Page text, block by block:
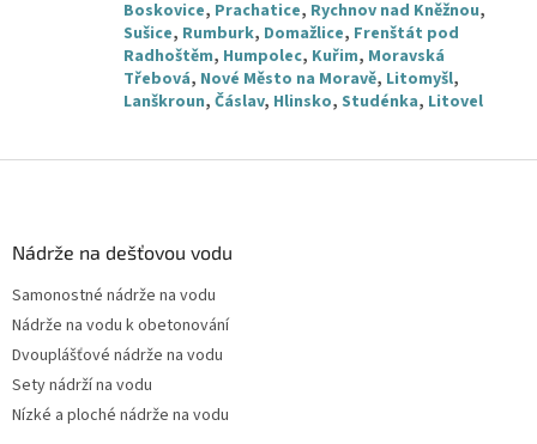
Boskovice, Prachatice, Rychnov nad Kněžnou,
Sušice, Rumburk, Domažlice, Frenštát pod
Radhoštěm, Humpolec, Kuřim, Moravská
Třebová, Nové Město na Moravě, Litomyšl,
Lanškroun, Čáslav, Hlinsko, Studénka, Litovel
Nádrže na dešťovou vodu
Samonostné nádrže na vodu
Nádrže na vodu k obetonování
Dvouplášťové nádrže na vodu
Sety nádrží na vodu
Nízké a ploché nádrže na vodu